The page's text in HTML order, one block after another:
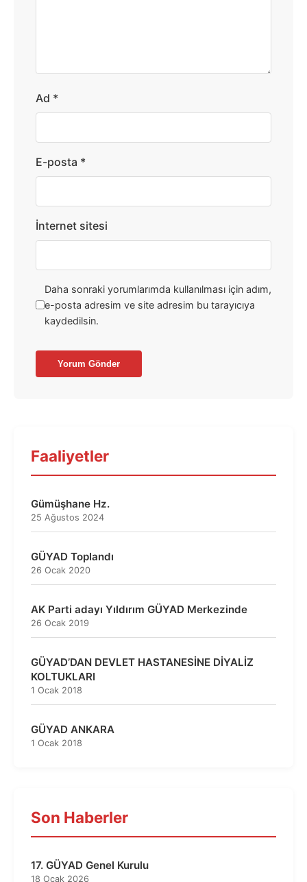
Ad *
E-posta *
İnternet sitesi
Daha sonraki yorumlarımda kullanılması için adım,
e-posta adresim ve site adresim bu tarayıcıya
kaydedilsin.
Faaliyetler
Gümüşhane Hz.
25 Ağustos 2024
GÜYAD Toplandı
26 Ocak 2020
AK Parti adayı Yıldırım GÜYAD Merkezinde
26 Ocak 2019
GÜYAD’DAN DEVLET HASTANESİNE DİYALİZ
KOLTUKLARI
1 Ocak 2018
GÜYAD ANKARA
1 Ocak 2018
Son Haberler
17. GÜYAD Genel Kurulu
18 Ocak 2026